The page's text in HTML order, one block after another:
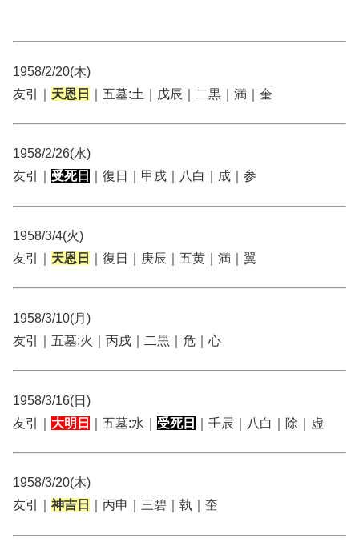
1958/2/20(木)
友引｜ 天恩日 ｜五墓:土｜戊辰｜二黒｜満｜奎
1958/2/26(水)
友引｜ 受死日 ｜復日｜甲戌｜八白｜成｜参
1958/3/4(火)
友引｜ 天恩日 ｜復日｜庚辰｜五黄｜満｜翼
1958/3/10(月)
友引｜五墓:火｜丙戌｜二黒｜危｜心
1958/3/16(日)
友引｜ 大明日 ｜五墓:水｜ 受死日 ｜壬辰｜八白｜除｜虚
1958/3/20(木)
友引｜ 神吉日 ｜丙申｜三碧｜執｜奎